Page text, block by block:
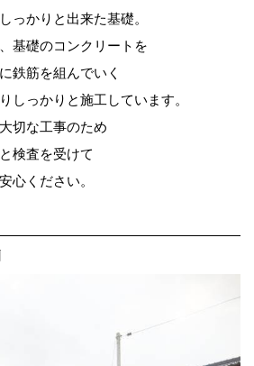
っかりと出来た基礎。
基礎のコンクリートを
鉄筋を組んでいく
しっかりと施工しています。
切な工事のため
検査を受けて
心ください。